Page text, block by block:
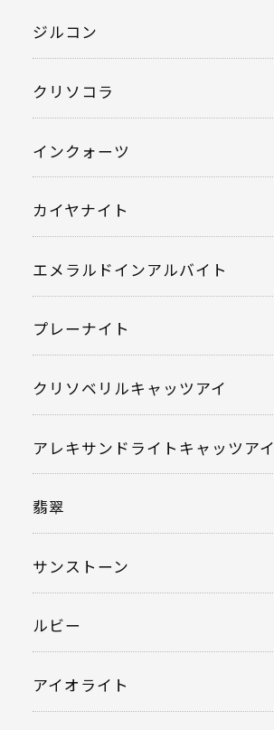
ジルコン
クリソコラ
インクォーツ
カイヤナイト
エメラルドインアルバイト
プレーナイト
クリソベリルキャッツアイ
アレキサンドライトキャッツアイ
翡翠
サンストーン
ルビー
アイオライト